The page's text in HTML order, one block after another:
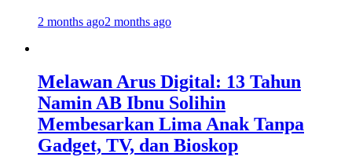
2 months ago2 months ago
Melawan Arus Digital: 13 Tahun
Namin AB Ibnu Solihin
Membesarkan Lima Anak Tanpa
Gadget, TV, dan Bioskop